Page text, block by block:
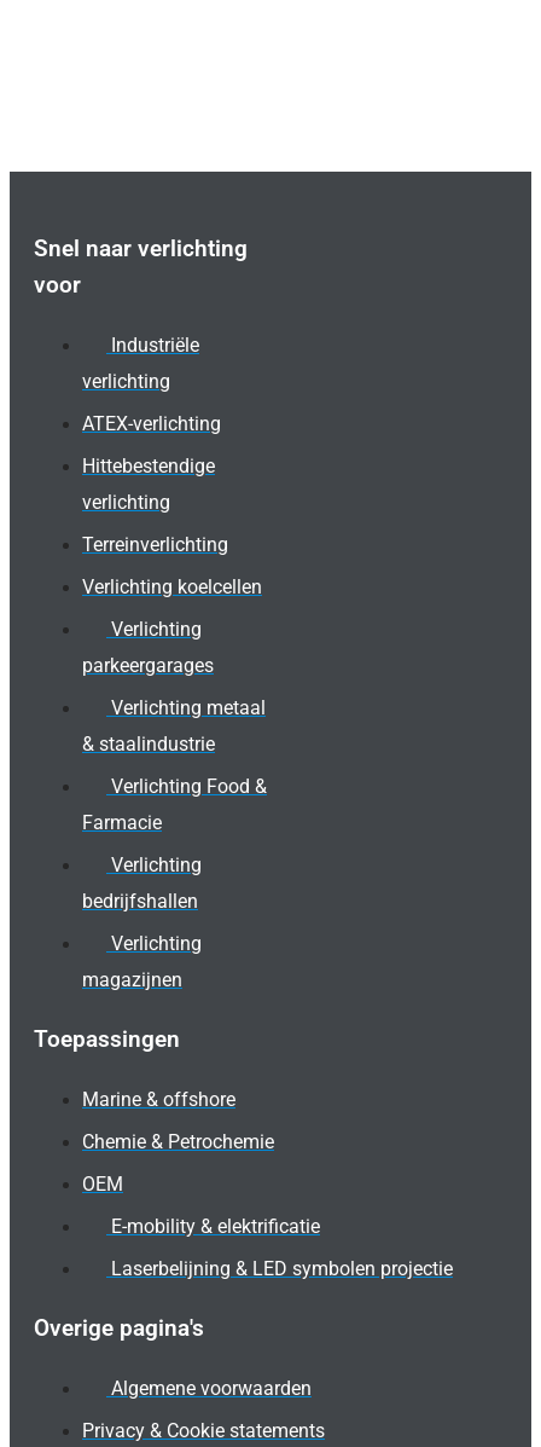
Snel naar verlichting
voor
Industriële
verlichting
ATEX-verlichting
Hittebestendige
verlichting
Terreinverlichting
Verlichting koelcellen
Verlichting
parkeergarages
Verlichting metaal
& staalindustrie
Verlichting Food &
Farmacie
Verlichting
bedrijfshallen
Verlichting
magazijnen
Toepassingen
Marine & offshore
Chemie & Petrochemie
OEM
E-mobility & elektrificatie
Laserbelijning & LED symbolen projectie
Overige pagina's
Algemene voorwaarden
Privacy & Cookie statements